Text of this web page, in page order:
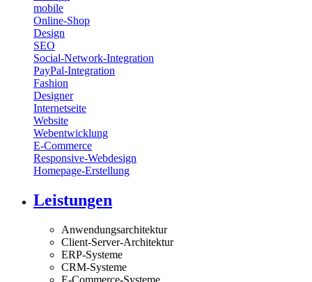
mobile
Online-Shop
Design
SEO
Social-Network-Integration
PayPal-Integration
Fashion
Designer
Internetseite
Website
Webentwicklung
E-Commerce
Responsive-Webdesign
Homepage-Erstellung
Leistungen
Anwendungsarchitektur
Client-Server-Architektur
ERP-Systeme
CRM-Systeme
E-Commerce-Systeme